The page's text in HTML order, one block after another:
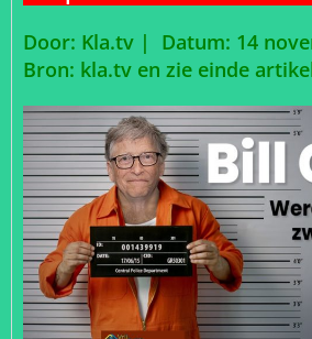
Door: Kla.tv | Datum: 14
Bron: kla.tv en zie einde